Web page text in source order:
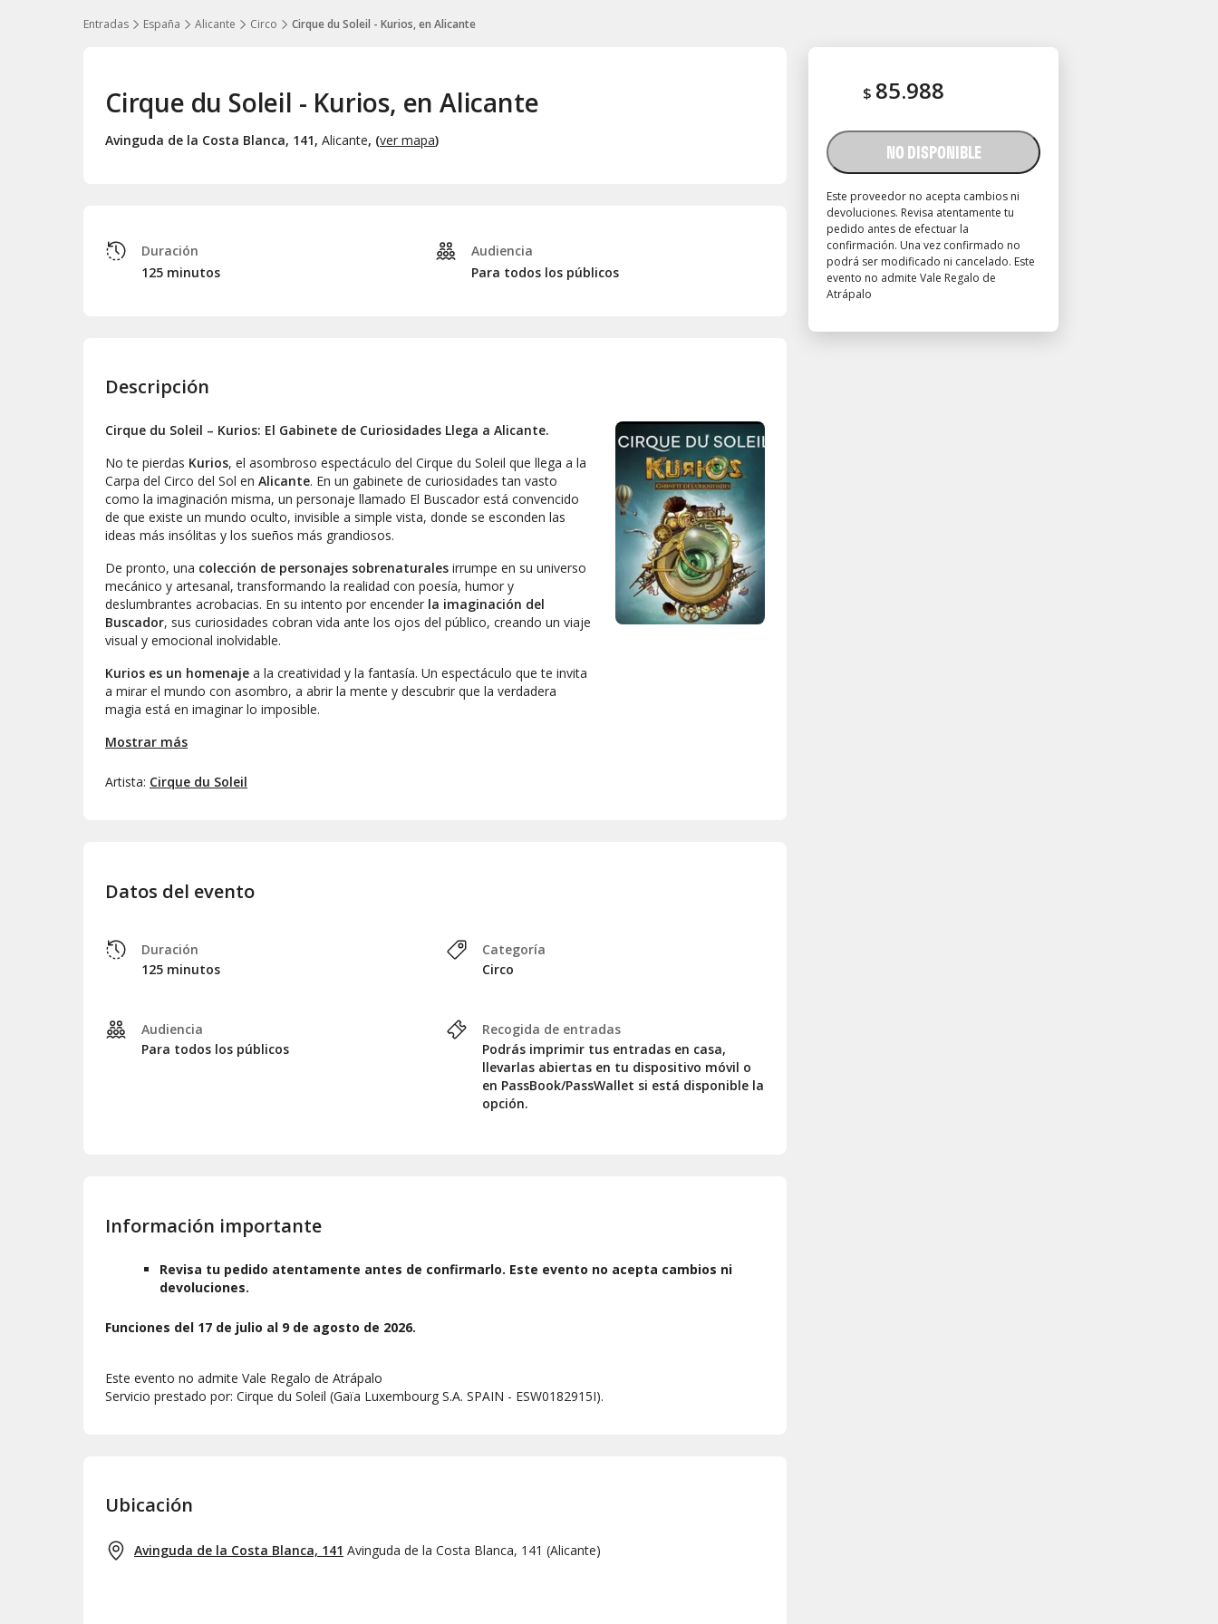
Entradas España Alicante Circo Cirque du Soleil - Kurios, en Alicante
$ 85.988
NO DISPONIBLE
Este proveedor no acepta cambios ni
devoluciones. Revisa atentamente tu
pedido antes de efectuar la
confirmación. Una vez confirmado no
podrá ser modificado ni cancelado. Este
evento no admite Vale Regalo de
Atrápalo
Cirque du Soleil - Kurios, en Alicante
Avinguda de la Costa Blanca, 141, Alicante, (ver mapa)
Duración
125 minutos
Audiencia
Para todos los públicos
Descripción
Cirque du Soleil – Kurios: El Gabinete de Curiosidades Llega a Alicante.
No te pierdas Kurios, el asombroso espectáculo del Cirque du Soleil que llega a la
Carpa del Circo del Sol en Alicante. En un gabinete de curiosidades tan vasto
como la imaginación misma, un personaje llamado El Buscador está convencido
de que existe un mundo oculto, invisible a simple vista, donde se esconden las
ideas más insólitas y los sueños más grandiosos.
De pronto, una colección de personajes sobrenaturales irrumpe en su universo
mecánico y artesanal, transformando la realidad con poesía, humor y
deslumbrantes acrobacias. En su intento por encender la imaginación del
Buscador, sus curiosidades cobran vida ante los ojos del público, creando un viaje
visual y emocional inolvidable.
Kurios es un homenaje a la creatividad y la fantasía. Un espectáculo que te invita
a mirar el mundo con asombro, a abrir la mente y descubrir que la verdadera
magia está en imaginar lo imposible.
Mostrar más
Artista: Cirque du Soleil
Datos del evento
Duración
125 minutos
Audiencia
Para todos los públicos
Categoría
Circo
Recogida de entradas
Podrás imprimir tus entradas en casa,
llevarlas abiertas en tu dispositivo móvil o
en PassBook/PassWallet si está disponible la
opción.
Información importante
Revisa tu pedido atentamente antes de confirmarlo. Este evento no acepta cambios ni
devoluciones.
Funciones del 17 de julio al 9 de agosto de 2026.
Este evento no admite Vale Regalo de Atrápalo
Servicio prestado por: Cirque du Soleil (Gaïa Luxembourg S.A. SPAIN - ESW0182915I).
Ubicación
Avinguda de la Costa Blanca, 141 Avinguda de la Costa Blanca, 141 (Alicante)